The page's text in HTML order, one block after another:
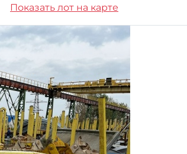
Показать лот на карте